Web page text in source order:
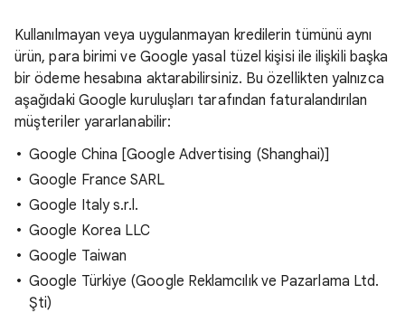
Kullanılmayan veya uygulanmayan kredilerin tümünü aynı
ürün, para birimi ve Google yasal tüzel kişisi ile ilişkili başka
bir ödeme hesabına aktarabilirsiniz. Bu özellikten yalnızca
aşağıdaki Google kuruluşları tarafından faturalandırılan
müşteriler yararlanabilir:
Google China [Google Advertising (Shanghai)]
Google France SARL
Google Italy s.r.l.
Google Korea LLC
Google Taiwan
Google Türkiye (Google Reklamcılık ve Pazarlama Ltd.
Şti)